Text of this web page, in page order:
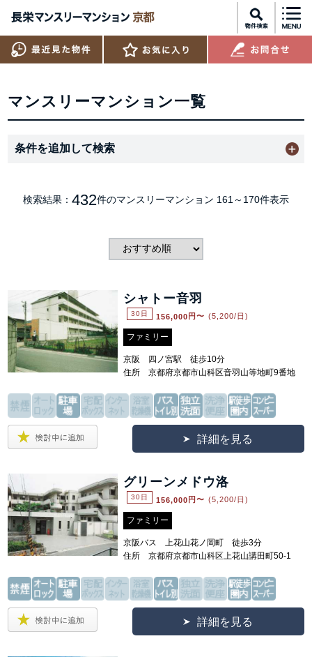
マンスリーマンション一覧
条件を追加して検索
検索結果： 432件のマンスリーマンション 161～170件表示
シャトー音羽
30日 156,000 円〜 (5,200/日)
ファミリー
京阪 四ノ宮駅 徒歩10分
住所 京都府京都市山科区音羽山等地町9番地
詳細を見る
グリーンメドウ洛
30日 156,000 円〜 (5,200/日)
ファミリー
京阪バス 上花山花ノ岡町 徒歩3分
住所 京都府京都市山科区上花山講田町50-1
詳細を見る